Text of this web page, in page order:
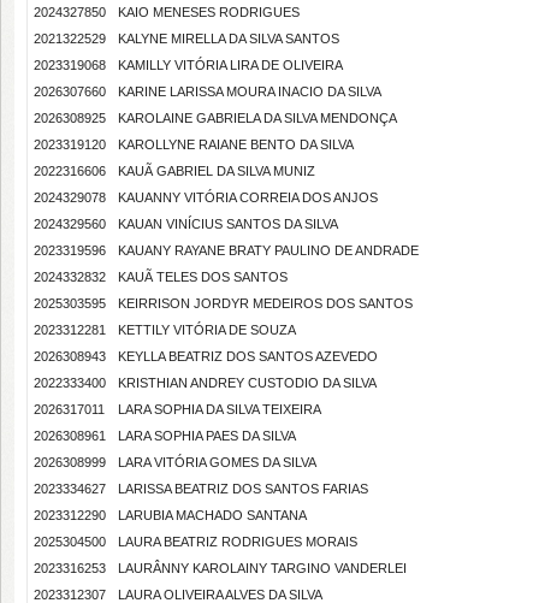
2024327850
KAIO MENESES RODRIGUES
2021322529
KALYNE MIRELLA DA SILVA SANTOS
2023319068
KAMILLY VITÓRIA LIRA DE OLIVEIRA
2026307660
KARINE LARISSA MOURA INACIO DA SILVA
2026308925
KAROLAINE GABRIELA DA SILVA MENDONÇA
2023319120
KAROLLYNE RAIANE BENTO DA SILVA
2022316606
KAUÃ GABRIEL DA SILVA MUNIZ
2024329078
KAUANNY VITÓRIA CORREIA DOS ANJOS
2024329560
KAUAN VINÍCIUS SANTOS DA SILVA
2023319596
KAUANY RAYANE BRATY PAULINO DE ANDRADE
2024332832
KAUÃ TELES DOS SANTOS
2025303595
KEIRRISON JORDYR MEDEIROS DOS SANTOS
2023312281
KETTILY VITÓRIA DE SOUZA
2026308943
KEYLLA BEATRIZ DOS SANTOS AZEVEDO
2022333400
KRISTHIAN ANDREY CUSTODIO DA SILVA
2026317011
LARA SOPHIA DA SILVA TEIXEIRA
2026308961
LARA SOPHIA PAES DA SILVA
2026308999
LARA VITÓRIA GOMES DA SILVA
2023334627
LARISSA BEATRIZ DOS SANTOS FARIAS
2023312290
LARUBIA MACHADO SANTANA
2025304500
LAURA BEATRIZ RODRIGUES MORAIS
2023316253
LAURÂNNY KAROLAINY TARGINO VANDERLEI
2023312307
LAURA OLIVEIRA ALVES DA SILVA